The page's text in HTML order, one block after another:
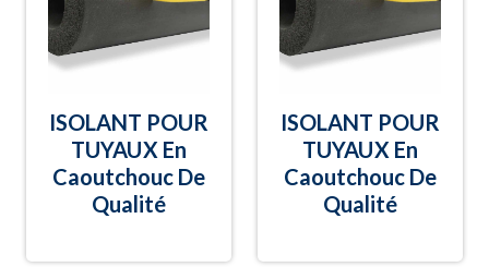
ISOLANT POUR
TUYAUX En
Caoutchouc De
Qualité
ISOLANT POUR
TUYAUX En
Caoutchouc De
Qualité